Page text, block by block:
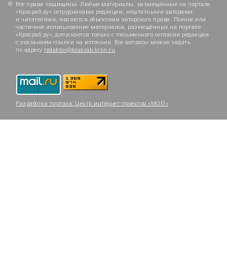
Все права защищены. Любые материалы, размещённые на портале
«Красраб.ру» сотрудниками редакции, нештатными авторами
и читателями, являются объектами авторского права. Полное или
частичное использование материалов, размещённых на портале
«Красраб.ру», допускается только с письменного согласия редакции
с указанием ссылки на источник. Все вопросы можно задать
по адресу redaktor@krasrab.krsn.ru.
Разработка портала: Центр интернет-проектов «МОЁ!»